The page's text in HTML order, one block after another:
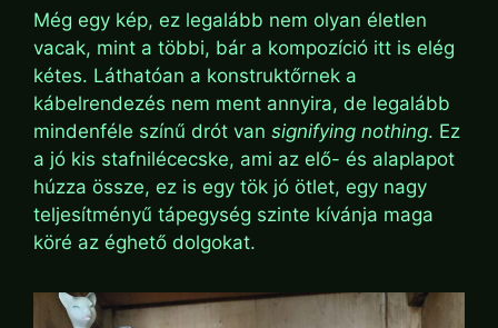
Még egy kép, ez legalább nem olyan életlen
vacak, mint a többi, bár a kompozíció itt is elég
kétes. Láthatóan a konstruktőrnek a
kábelrendezés nem ment annyira, de legalább
mindenféle színű drót van signifying nothing. Ez
a jó kis stafnilécecske, ami az elő- és alaplapot
húzza össze, ez is egy tök jó ötlet, egy nagy
teljesítményű tápegység szinte kívánja maga
köré az éghető dolgokat.